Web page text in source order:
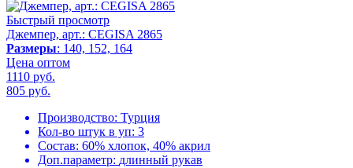
Быстрый просмотр
Джемпер, арт.: CEGISA 2865
Размеры: 140, 152, 164
Цена оптом
1110 руб.
805 руб.
Производство: Турция
Кол-во штук в уп: 3
Состав: 60% хлопок, 40% акрил
Доп.параметр: длинный рукав